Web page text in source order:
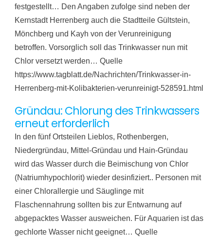
festgestellt… Den Angaben zufolge sind neben der
Kernstadt Herrenberg auch die Stadtteile Gültstein,
Mönchberg und Kayh von der Verunreinigung
betroffen. Vorsorglich soll das Trinkwasser nun mit
Chlor versetzt werden… Quelle
https://www.tagblatt.de/Nachrichten/Trinkwasser-in-
Herrenberg-mit-Kolibakterien-verunreinigt-528591.html
Gründau: Chlorung des Trinkwassers
erneut erforderlich
In den fünf Ortsteilen Lieblos, Rothenbergen,
Niedergründau, Mittel-Gründau und Hain-Gründau
wird das Wasser durch die Beimischung von Chlor
(Natriumhypochlorit) wieder desinfiziert.. Personen mit
einer Chlorallergie und Säuglinge mit
Flaschennahrung sollten bis zur Entwarnung auf
abgepacktes Wasser ausweichen. Für Aquarien ist das
gechlorte Wasser nicht geeignet… Quelle